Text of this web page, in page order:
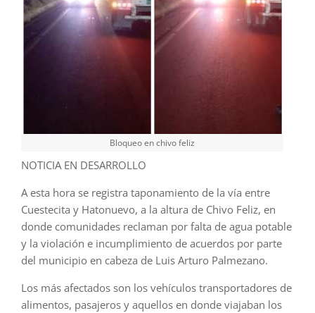
Bloqueo en chivo feliz
NOTICIA EN DESARROLLO
A esta hora se registra taponamiento de la vía entre
Cuestecita y Hatonuevo, a la altura de Chivo Feliz, en
donde comunidades reclaman por falta de agua potable
y la violación e incumplimiento de acuerdos por parte
del municipio en cabeza de Luis Arturo Palmezano.
Los más afectados son los vehículos transportadores de
alimentos, pasajeros y aquellos en donde viajaban los